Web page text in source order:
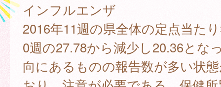
インフルエンザ
2016年11週の県全体の定点当た
0週の27.78から減少し20.36とな
向にあるものの報告数が多い状